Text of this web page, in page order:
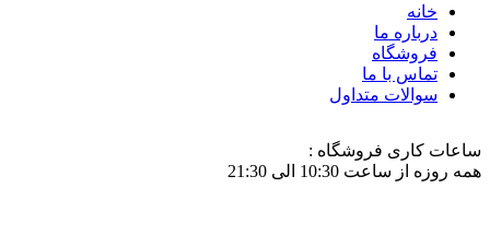
خانه
درباره ما
فروشگاه
تماس با ما
سوالات متداول
ساعات کاری فروشگاه :
همه روزه از ساعت 10:30 الی 21:30